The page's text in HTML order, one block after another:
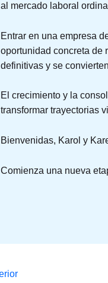
al mercado laboral
Entrar en una empresa
oportunidad concreta de
definitivas y se
El crecimiento y la
transformar trayectorias
Bienvenidas, Karol y
Comienza una nueva